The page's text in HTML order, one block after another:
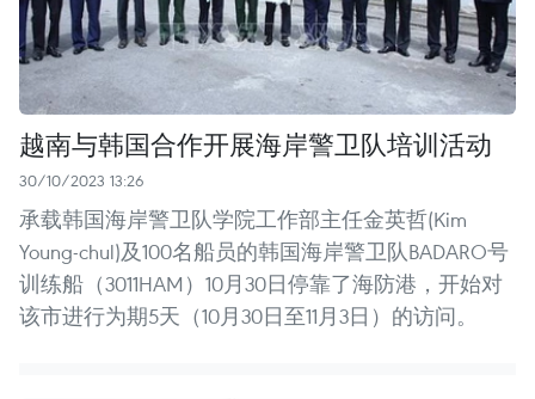
越南与韩国合作开展海岸警卫队培训活动
30/10/2023 13:26
承载韩国海岸警卫队学院工作部主任金英哲(Kim
Young-chul)及100名船员的韩国海岸警卫队BADARO号
训练船（3011HAM）10月30日停靠了海防港，开始对
该市进行为期5天（10月30日至11月3日）的访问。 ​